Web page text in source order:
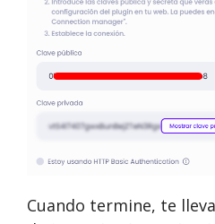
Cuando termine, te